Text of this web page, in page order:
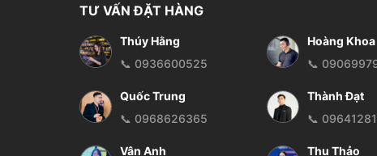
TƯ VẤN ĐẶT HÀNG
Thúy Hằng
📞 0936600525
Hoàng Khoa
📞
Quốc Trung
📞 0968626365
Thành Đạt
📞
Vân Anh Thu Thảo